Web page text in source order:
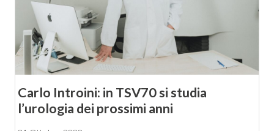
Carlo Introini: in TSV70 si studia
l’urologia dei prossimi anni